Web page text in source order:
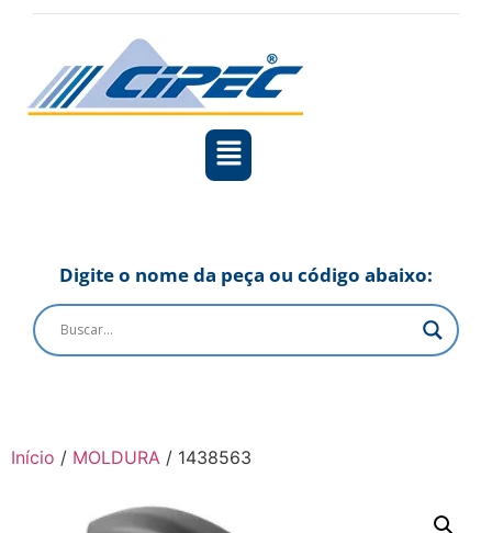
Digite o nome da peça ou código abaixo:
Início / MOLDURA / 1438563